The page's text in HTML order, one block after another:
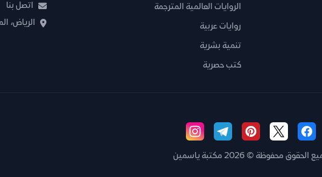
الروايات العالمية المترجمة
روايات عربية
تنمية بشرية
كتب حصرية
اتصل بنا
الرياض،
الحقوق محفوظة © 2026 مكتبة ياسمين